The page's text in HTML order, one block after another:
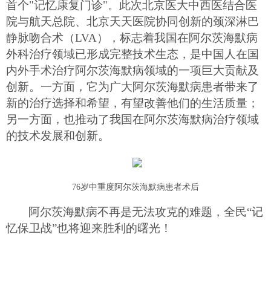
首个"记忆康复门诊"。 此次北京医大中西医结合医
院与航天总院、北京天天医院协同创新的颈深淋巴
静脉吻合术（LVA），标志着我国在阿尔茨海默病
外科治疗领域已形成完整技术生态 ， 是中国人在国
内外手术治疗阿尔茨海默病领域的一项巨大贡献及
创新。一方面，它为广大阿尔茨海默病患者带来了
新的治疗选择和希望，有望改善他们的生活质量；
另一方面，也推动了我国在阿尔茨海默病治疗领域
的技术发展和创新。
76岁中重度阿尔茨海默病患者术后
阿尔茨海默病不再是无法攻克的难题，全民“记
忆保卫战”也将迎来胜利的曙光！